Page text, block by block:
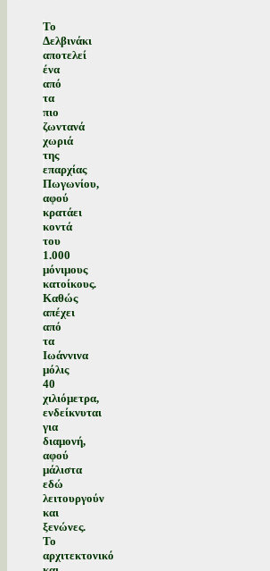
Το
Δελβινάκι
αποτελεί
ένα
από
τα
πιο
ζωντανά
χωριά
της
επαρχίας
Πωγωνίου,
αφού
κρατάει
κοντά
του
1.000
μόνιμους
κατοίκους.
Καθώς
απέχει
από
τα
Ιωάννινα
μόλις
40
χιλιόμετρα,
ενδείκνυται
για
διαμονή,
αφού
μάλιστα
εδώ
λειτουργούν
και
ξενώνες.
Το
αρχιτεκτονικό